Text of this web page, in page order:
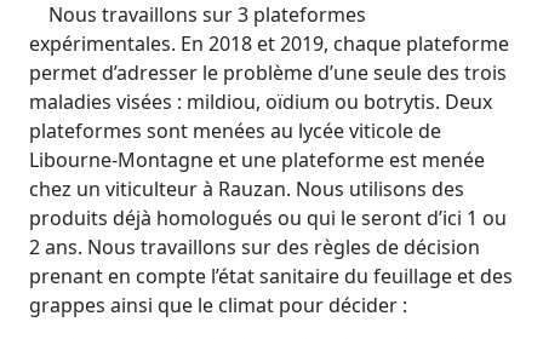
Nous travaillons sur 3 plateformes
expérimentales. En 2018 et 2019, chaque plateforme
permet d’adresser le problème d’une seule des trois
maladies visées : mildiou, oïdium ou botrytis. Deux
plateformes sont menées au lycée viticole de
Libourne-Montagne et une plateforme est menée
chez un viticulteur à Rauzan. Nous utilisons des
produits déjà homologués ou qui le seront d’ici 1 ou
2 ans. Nous travaillons sur des règles de décision
prenant en compte l’état sanitaire du feuillage et des
grappes ainsi que le climat pour décider :